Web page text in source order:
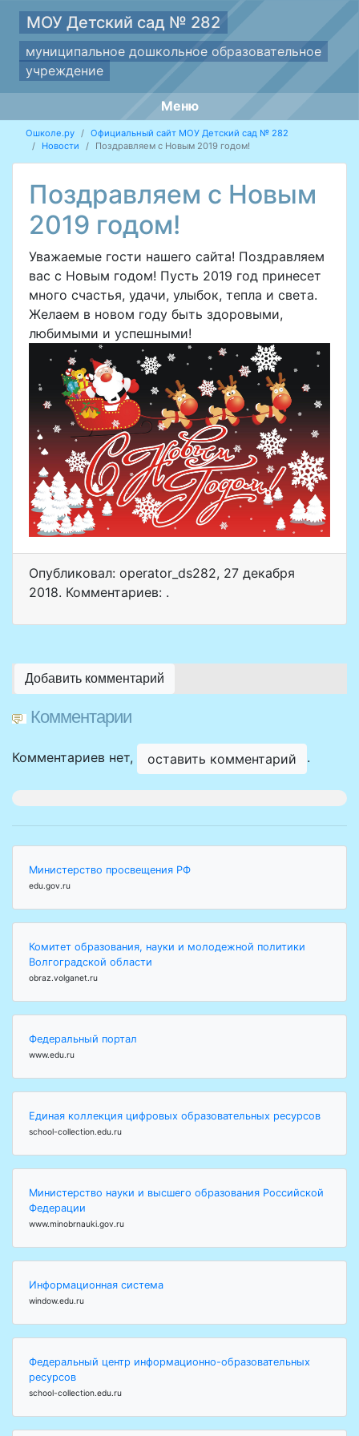
МОУ Детский сад № 282
муниципальное дошкольное образовательное
учреждение
Меню
Ошколе.ру
Официальный сайт МОУ Детский сад № 282
Новости
Поздравляем с Новым 2019 годом!
Поздравляем с Новым
2019 годом!
Уважаемые гости нашего сайта! Поздравляем
вас с Новым годом! Пусть 2019 год принесет
много счастья, удачи, улыбок, тепла и света.
Желаем в новом году быть здоровыми,
любимыми и успешными!
Опубликовал: operator_ds282, 27 декабря
2018. Комментариев: .
Добавить комментарий
Комментарии
Комментариев нет, оставить комментарий .
Министерство просвещения РФ
edu.gov.ru
Комитет образования, науки и молодежной политики
Волгоградской области
obraz.volganet.ru
Федеральный портал
www.edu.ru
Единая коллекция цифровых образовательных ресурсов
school-collection.edu.ru
Министерство науки и высшего образования Российской
Федерации
www.minobrnauki.gov.ru
Информационная система
window.edu.ru
Федеральный центр информационно-образовательных
ресурсов
school-collection.edu.ru